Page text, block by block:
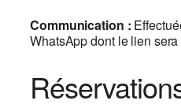
Communication :
WhatsApp dont le lien